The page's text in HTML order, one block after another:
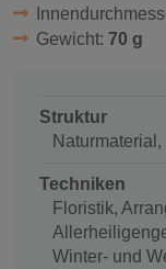
Gewicht: 70 g
Struktur
Naturmaterial,
Techniken
Floristik,
Winter- und